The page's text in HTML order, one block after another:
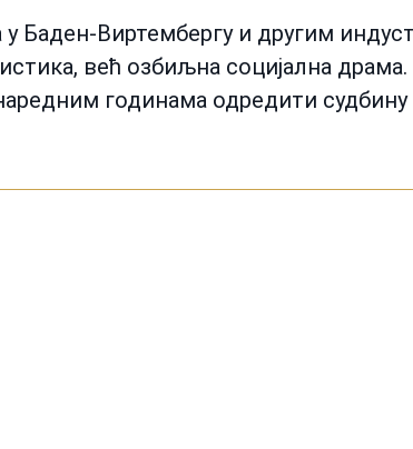
Баден-Виртембергу и другим
већ озбиљна социјална
годинама одредити судбину